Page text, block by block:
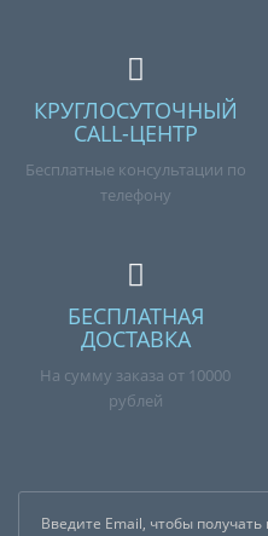
КРУГЛОСУТОЧНЫЙ
CALL-ЦЕНТР
Бесплатные консультации по
телефону
БЕСПЛАТНАЯ
ДОСТАВКА
На сумму заказа от 10000
рублей